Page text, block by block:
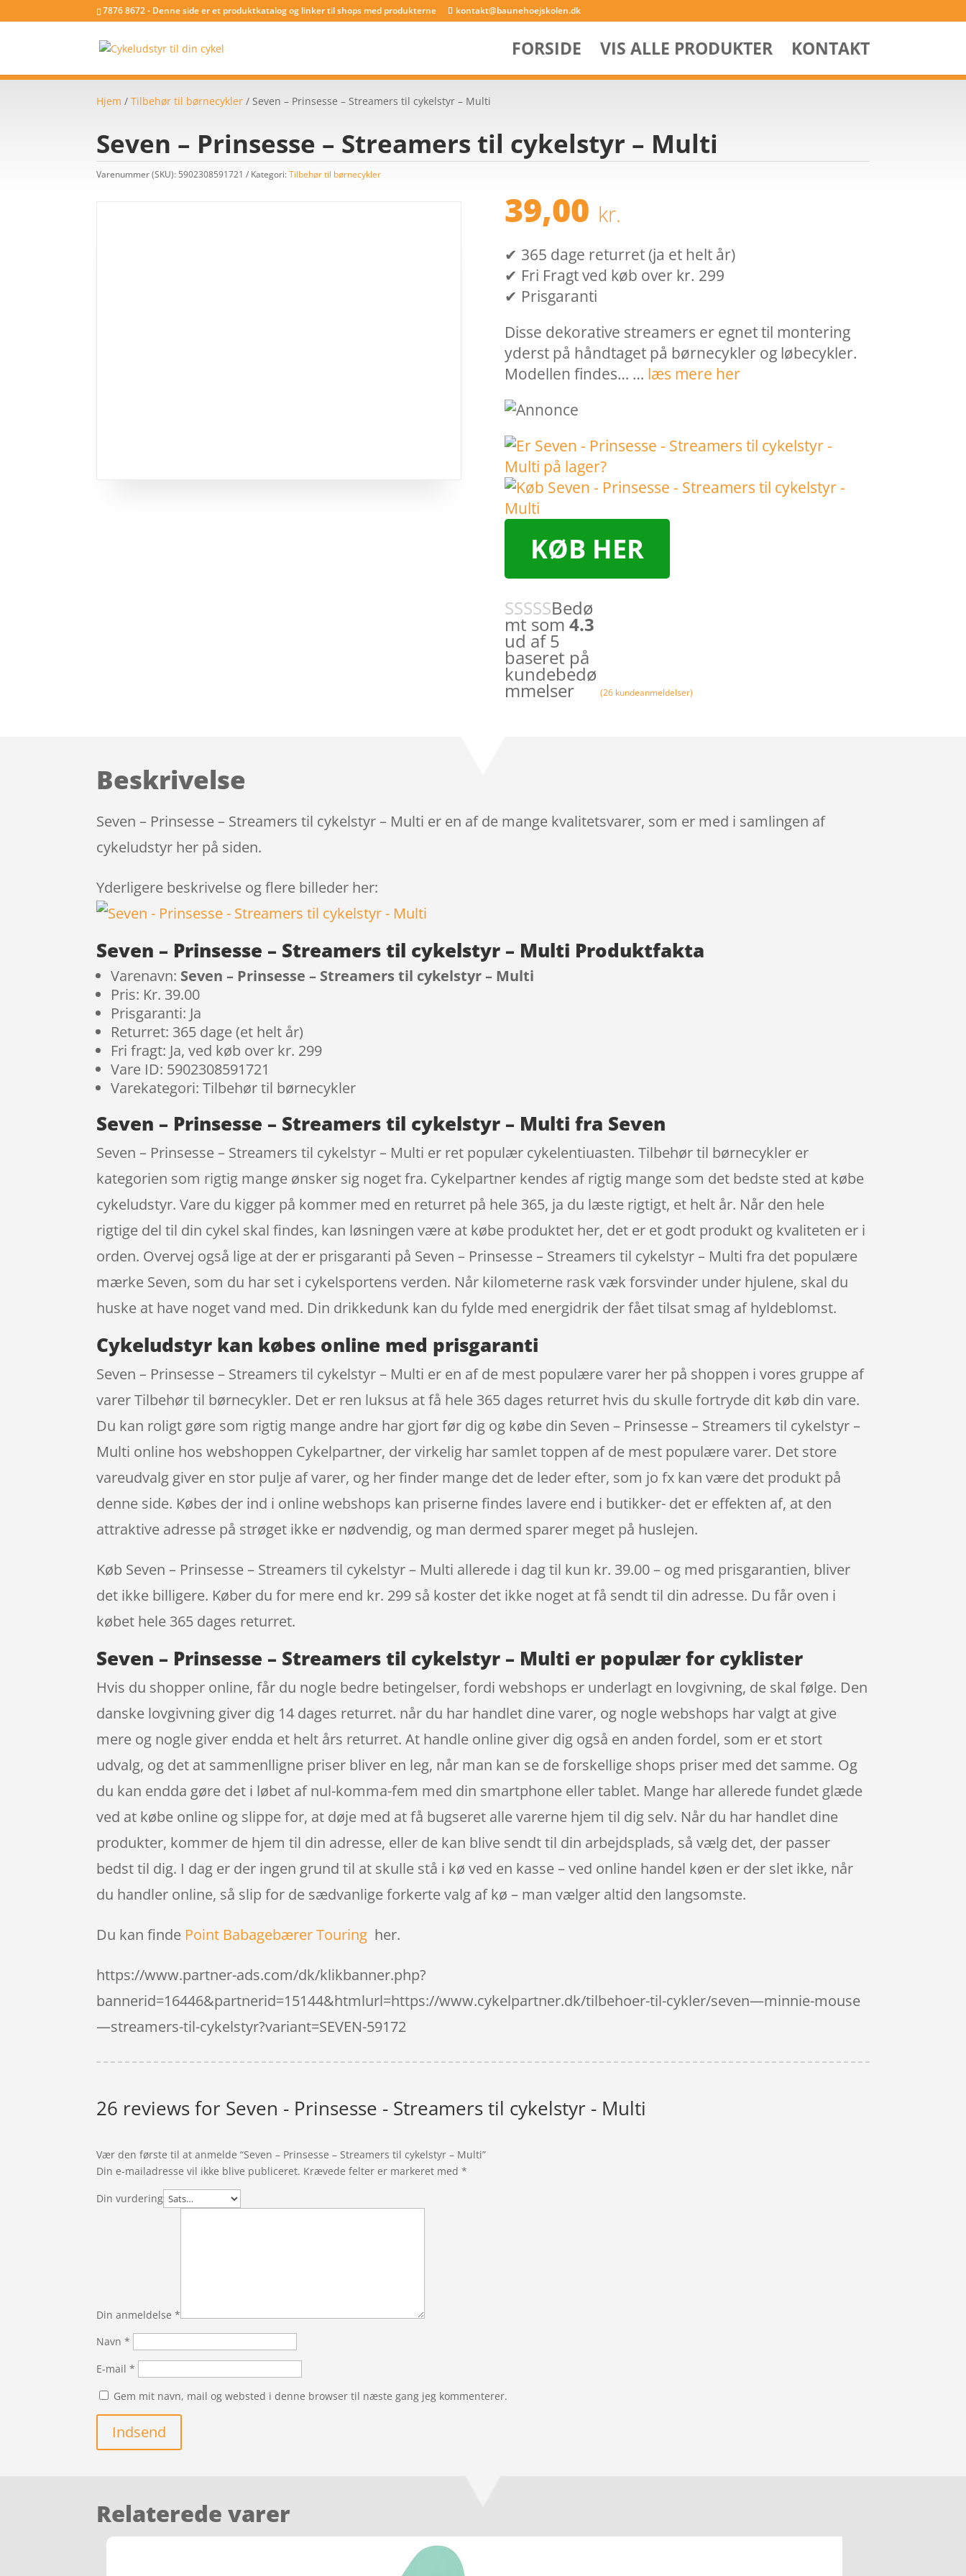
7876 8672 - Denne side er et produktkatalog og linker til shops med produkterne kontakt@baunehoejskolen.dk
FORSIDE VIS ALLE PRODUKTER KONTAKT
Hjem /Tilbehør til børnecykler / Seven – Prinsesse – Streamers til cykelstyr – Multi
Seven – Prinsesse – Streamers til cykelstyr – Multi
Varenummer (SKU): 5902308591721 Kategori:Tilbehør til børnecykler
39,00 kr.
✔ 365 dage returret (ja et helt år)
✔ Fri Fragt ved køb over kr. 299
✔ Prisgaranti
Disse dekorative streamers er egnet til montering
yderst på håndtaget på børnecykler og løbecykler.
Modellen findes… … læs mere her
KØB HER
Bedø
mt som 4.3
ud af 5
baseret på
kundebedø
mmelser (26 kundeanmeldelser)
Beskrivelse
Seven – Prinsesse – Streamers til cykelstyr – Multi er en af de mange kvalitetsvarer, som er med i samlingen af
cykeludstyr her på siden.
Yderligere beskrivelse og flere billeder her:
Seven – Prinsesse – Streamers til cykelstyr – Multi Produktfakta
Varenavn: Seven – Prinsesse – Streamers til cykelstyr – Multi
Pris: Kr. 39.00
Prisgaranti: Ja
Returret: 365 dage (et helt år)
Fri fragt: Ja, ved køb over kr. 299
Vare ID: 5902308591721
Varekategori: Tilbehør til børnecykler
Seven – Prinsesse – Streamers til cykelstyr – Multi fra Seven
Seven – Prinsesse – Streamers til cykelstyr – Multi er ret populær cykelentiuasten. Tilbehør til børnecykler er
kategorien som rigtig mange ønsker sig noget fra. Cykelpartner kendes af rigtig mange som det bedste sted at købe
cykeludstyr. Vare du kigger på kommer med en returret på hele 365, ja du læste rigtigt, et helt år. Når den hele
rigtige del til din cykel skal findes, kan løsningen være at købe produktet her, det er et godt produkt og kvaliteten er i
orden. Overvej også lige at der er prisgaranti på Seven – Prinsesse – Streamers til cykelstyr – Multi fra det populære
mærke Seven, som du har set i cykelsportens verden. Når kilometerne rask væk forsvinder under hjulene, skal du
huske at have noget vand med. Din drikkedunk kan du fylde med energidrik der fået tilsat smag af hyldeblomst.
Cykeludstyr kan købes online med prisgaranti
Seven – Prinsesse – Streamers til cykelstyr – Multi er en af de mest populære varer her på shoppen i vores gruppe af
varer Tilbehør til børnecykler. Det er ren luksus at få hele 365 dages returret hvis du skulle fortryde dit køb din vare.
Du kan roligt gøre som rigtig mange andre har gjort før dig og købe din Seven – Prinsesse – Streamers til cykelstyr –
Multi online hos webshoppen Cykelpartner, der virkelig har samlet toppen af de mest populære varer. Det store
vareudvalg giver en stor pulje af varer, og her finder mange det de leder efter, som jo fx kan være det produkt på
denne side. Købes der ind i online webshops kan priserne findes lavere end i butikker- det er effekten af, at den
attraktive adresse på strøget ikke er nødvendig, og man dermed sparer meget på huslejen.
Køb Seven – Prinsesse – Streamers til cykelstyr – Multi allerede i dag til kun kr. 39.00 – og med prisgarantien, bliver
det ikke billigere. Køber du for mere end kr. 299 så koster det ikke noget at få sendt til din adresse. Du får oven i
købet hele 365 dages returret.
Seven – Prinsesse – Streamers til cykelstyr – Multi er populær for cyklister
Hvis du shopper online, får du nogle bedre betingelser, fordi webshops er underlagt en lovgivning, de skal følge. Den
danske lovgivning giver dig 14 dages returret. når du har handlet dine varer, og nogle webshops har valgt at give
mere og nogle giver endda et helt års returret. At handle online giver dig også en anden fordel, som er et stort
udvalg, og det at sammenlligne priser bliver en leg, når man kan se de forskellige shops priser med det samme. Og
du kan endda gøre det i løbet af nul-komma-fem med din smartphone eller tablet. Mange har allerede fundet glæde
ved at købe online og slippe for, at døje med at få bugseret alle varerne hjem til dig selv. Når du har handlet dine
produkter, kommer de hjem til din adresse, eller de kan blive sendt til din arbejdsplads, så vælg det, der passer
bedst til dig. I dag er der ingen grund til at skulle stå i kø ved en kasse – ved online handel køen er der slet ikke, når
du handler online, så slip for de sædvanlige forkerte valg af kø – man vælger altid den langsomste.
Du kan finde Point Babagebærer Touring her.
https://www.partner-ads.com/dk/klikbanner.php?
bannerid=16446&partnerid=15144&htmlurl=https://www.cykelpartner.dk/tilbehoer-til-cykler/seven—minnie-mouse
—streamers-til-cykelstyr?variant=SEVEN-59172
26 reviews for Seven - Prinsesse - Streamers til cykelstyr - Multi
Vær den første til at anmelde “Seven – Prinsesse – Streamers til cykelstyr – Multi”
Din e-mailadresse vil ikke blive publiceret. Krævede felter er markeret med*
Din vurdering
Din anmeldelse*
Navn*
E-mail*
Gem mit navn, mail og websted i denne browser til næste gang jeg kommenterer.
Indsend
Relaterede varer